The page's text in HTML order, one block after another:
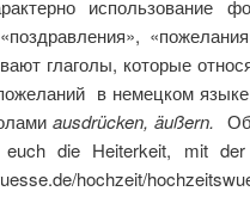
использование
глаголы, которые
в немецком языке
ausdrücken, äußern.
euch die Heiterkeit, mit
hochzeit/